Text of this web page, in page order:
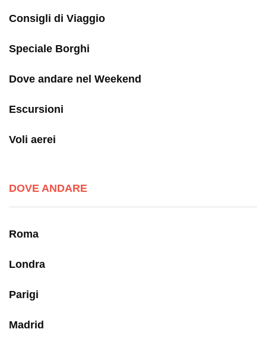
Consigli di Viaggio
Speciale Borghi
Dove andare nel Weekend
Escursioni
Voli aerei
DOVE ANDARE
Roma
Londra
Parigi
Madrid